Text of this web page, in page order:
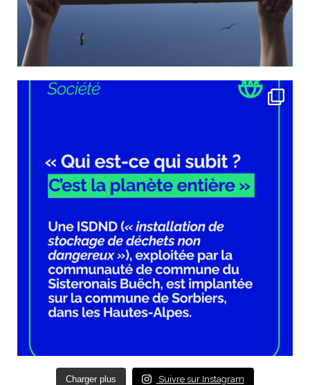
Charger plus Suivre sur Instagram